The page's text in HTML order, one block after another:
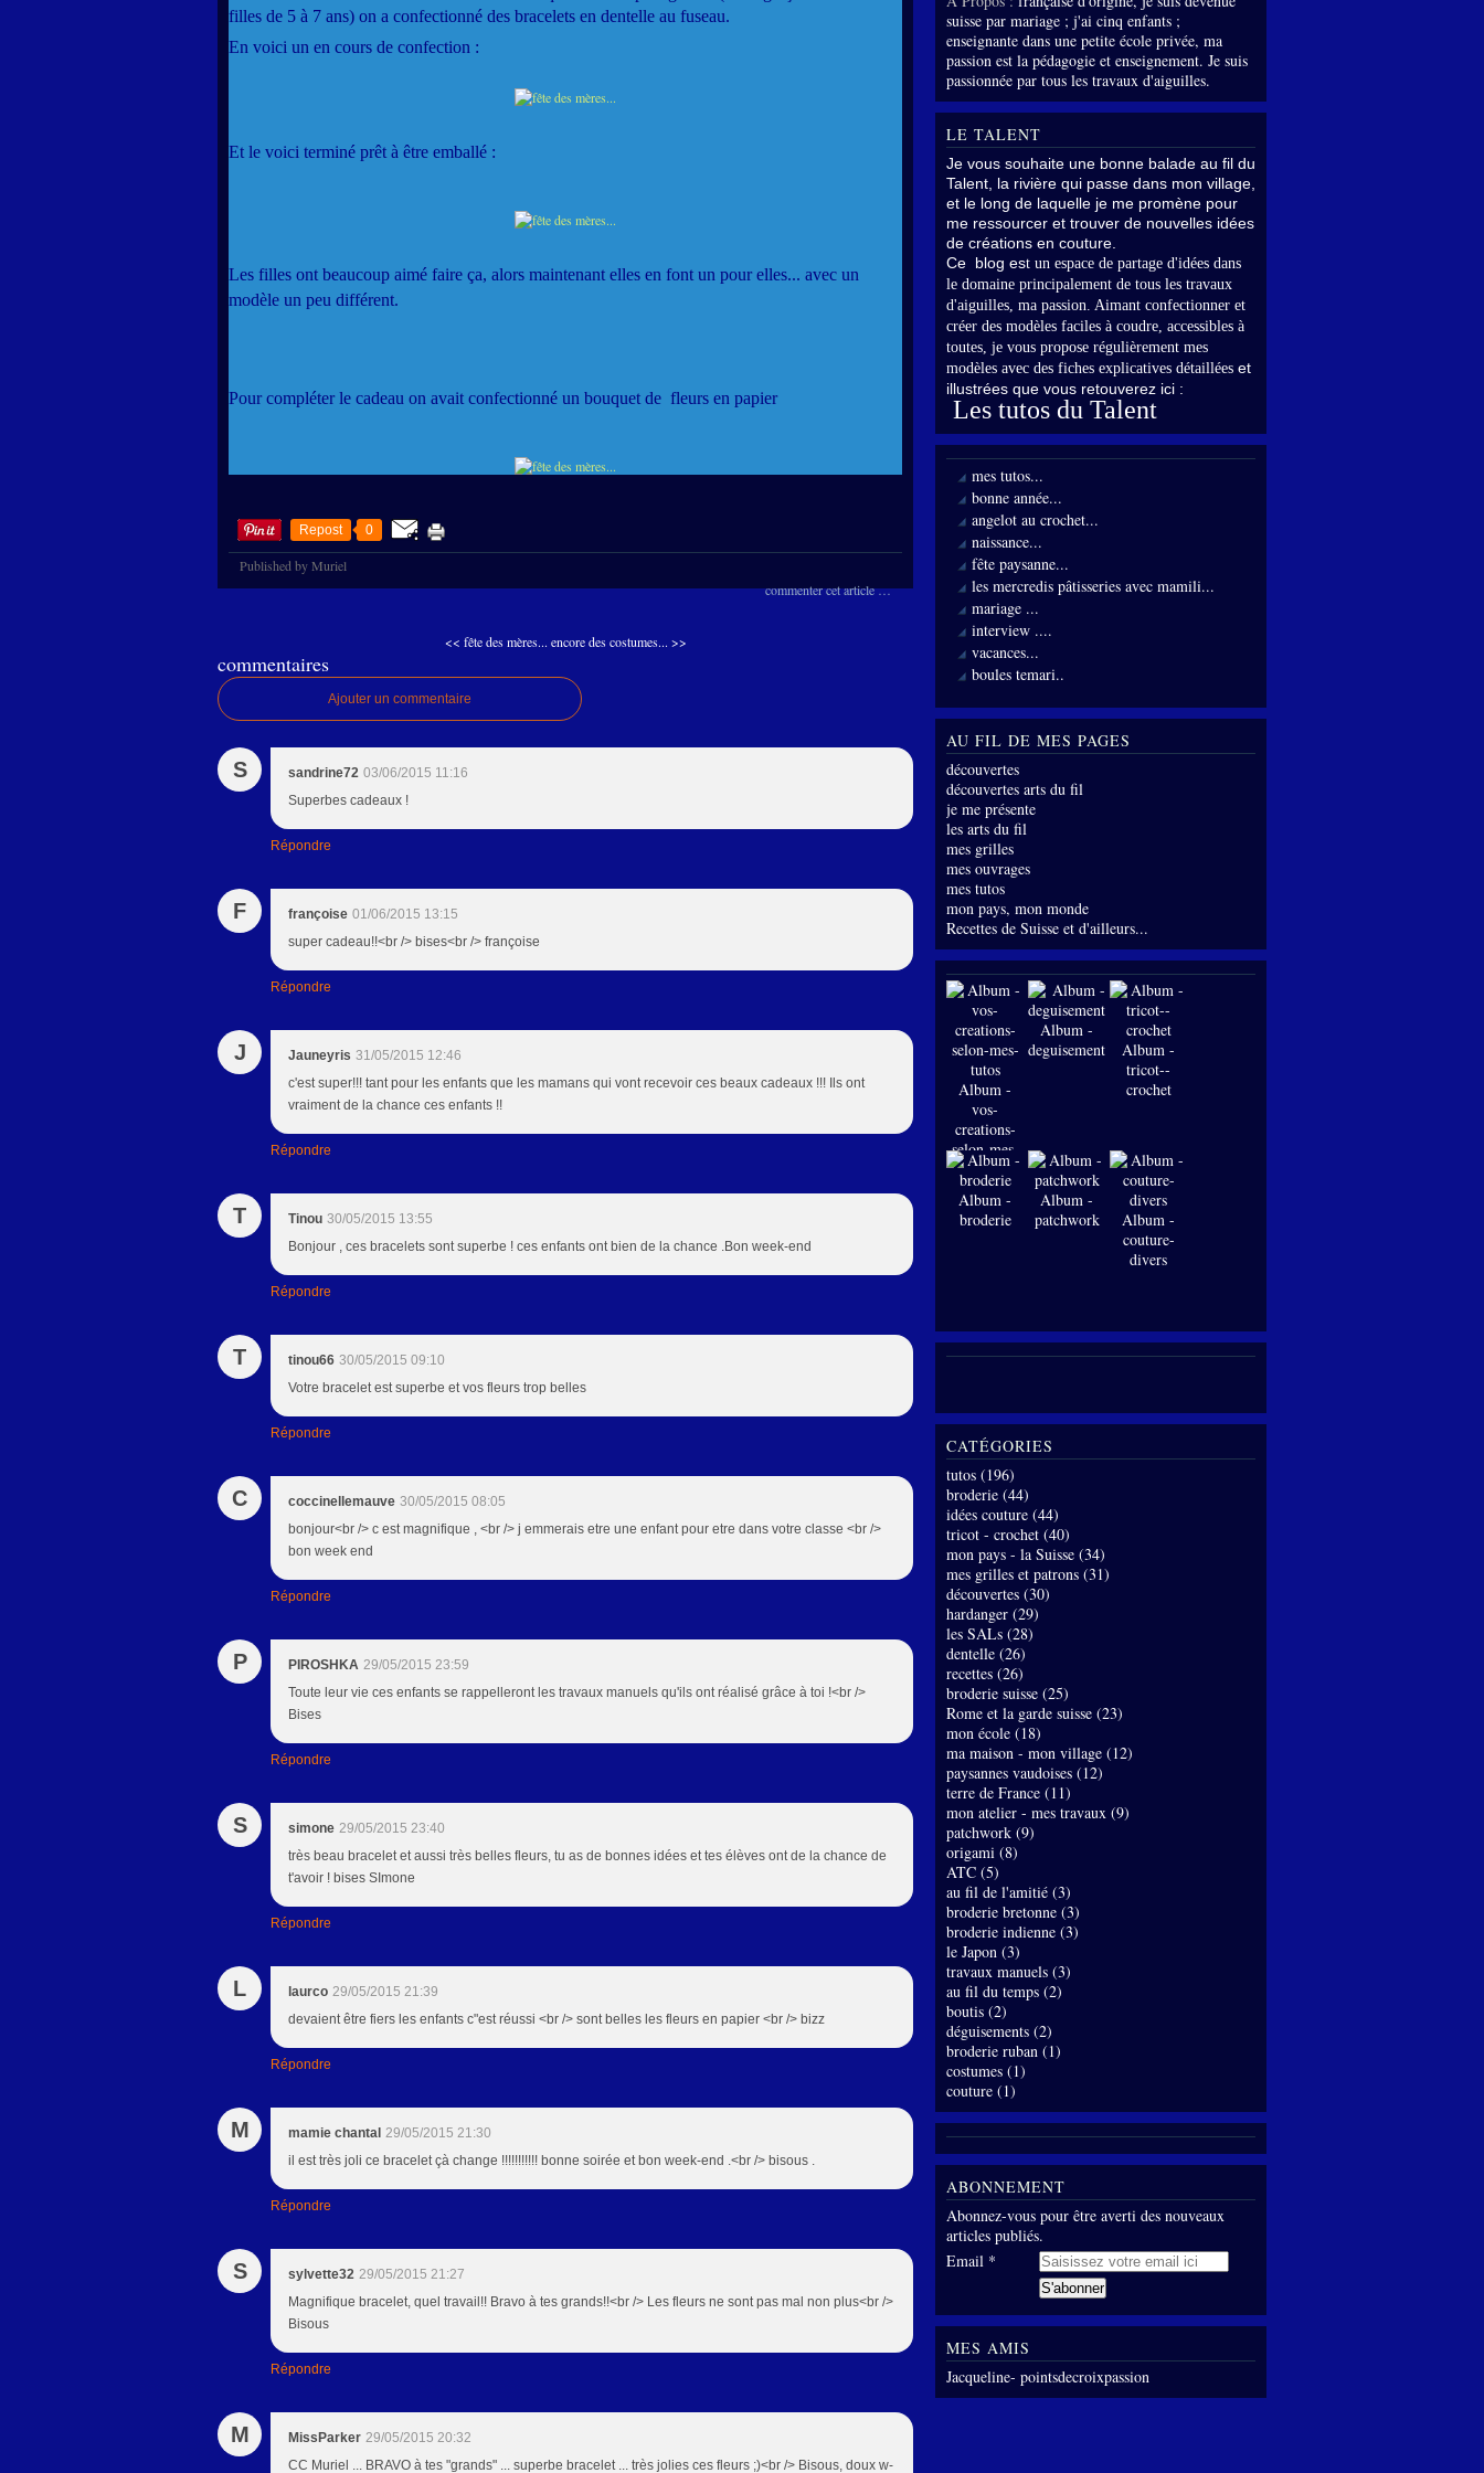
filles de 5 à 7 ans) on a confectionné des bracelets en dentelle au fuseau.
En voici un en cours de confection :
Et le voici terminé prêt à être emballé :
Les filles ont beaucoup aimé faire ça, alors maintenant elles en font un pour elles... avec un
modèle un peu différent.
Pour compléter le cadeau on avait confectionné un bouquet de fleurs en papier
Repost 0
Published by Muriel
commenter cet article…
<< fête des mères... encore des costumes... >>
commentaires
Ajouter un commentaire
S sandrine72 03/06/2015 11:16
Superbes cadeaux !
Répondre
F françoise 01/06/2015 13:15
super cadeau!!<br /> bises<br /> françoise
Répondre
J Jauneyris 31/05/2015 12:46
c'est super!!! tant pour les enfants que les mamans qui vont recevoir ces beaux cadeaux !!! Ils ont
vraiment de la chance ces enfants !!
Répondre
T Tinou 30/05/2015 13:55
Bonjour , ces bracelets sont superbe ! ces enfants ont bien de la chance .Bon week-end
Répondre
T tinou66 30/05/2015 09:10
Votre bracelet est superbe et vos fleurs trop belles
Répondre
C coccinellemauve 30/05/2015 08:05
bonjour<br /> c est magnifique , <br /> j emmerais etre une enfant pour etre dans votre classe <br />
bon week end
Répondre
P PIROSHKA 29/05/2015 23:59
Toute leur vie ces enfants se rappelleront les travaux manuels qu'ils ont réalisé grâce à toi !<br />
Bises
Répondre
S simone 29/05/2015 23:40
très beau bracelet et aussi très belles fleurs, tu as de bonnes idées et tes élèves ont de la chance de
t'avoir ! bises SImone
Répondre
L laurco 29/05/2015 21:39
devaient être fiers les enfants c"est réussi <br /> sont belles les fleurs en papier <br /> bizz
Répondre
M mamie chantal 29/05/2015 21:30
il est très joli ce bracelet çà change !!!!!!!!!!! bonne soirée et bon week-end .<br /> bisous .
Répondre
S sylvette32 29/05/2015 21:27
Magnifique bracelet, quel travail!! Bravo à tes grands!!<br /> Les fleurs ne sont pas mal non plus<br />
Bisous
Répondre
M MissParker 29/05/2015 20:32
CC Muriel ... BRAVO à tes "grands" ... superbe bracelet ... très jolies ces fleurs ;)<br /> Bisous, doux w-
suisse par mariage ; j'ai cinq enfants ;
enseignante dans une petite école privée, ma
passion est la pédagogie et enseignement. Je suis
passionnée par tous les travaux d'aiguilles.
LE TALENT
Je vous souhaite une bonne balade au fil du
Talent, la rivière qui passe dans mon village,
et le long de laquelle je me promène pour
me ressourcer et trouver de nouvelles idées
de créations en couture.
Ce blog est un espace de partage d'idées dans
le domaine principalement de tous les travaux
d'aiguilles, ma passion. Aimant confectionner et
créer des modèles faciles à coudre, accessibles à
toutes, je vous propose régulièrement mes
modèles avec des fiches explicatives détaillées et
illustrées que vous retouverez ici :
Les tutos du Talent
mes tutos...
bonne année...
angelot au crochet...
naissance...
fête paysanne...
les mercredis pâtisseries avec mamili...
mariage ...
interview ....
vacances...
boules temari..
AU FIL DE MES PAGES
découvertes
découvertes arts du fil
je me présente
les arts du fil
mes grilles
mes ouvrages
mes tutos
mon pays, mon monde
Recettes de Suisse et d'ailleurs...
Album -
vos-
creations-
selon-mes-
tutos
Album -
deguisements
Album -
tricot--
crochet
Album -
broderie
Album -
patchwork
Album -
couture-
divers
CATÉGORIES
tutos (196)
broderie (44)
idées couture (44)
tricot - crochet (40)
mon pays - la Suisse (34)
mes grilles et patrons (31)
découvertes (30)
hardanger (29)
les SALs (28)
dentelle (26)
recettes (26)
broderie suisse (25)
Rome et la garde suisse (23)
mon école (18)
ma maison - mon village (12)
paysannes vaudoises (12)
terre de France (11)
mon atelier - mes travaux (9)
patchwork (9)
origami (8)
ATC (5)
au fil de l'amitié (3)
broderie bretonne (3)
broderie indienne (3)
le Japon (3)
travaux manuels (3)
au fil du temps (2)
boutis (2)
déguisements (2)
broderie ruban (1)
costumes (1)
couture (1)
ABONNEMENT
Abonnez-vous pour être averti des nouveaux
articles publiés.
Email
MES AMIS
Jacqueline- pointsdecroixpassion